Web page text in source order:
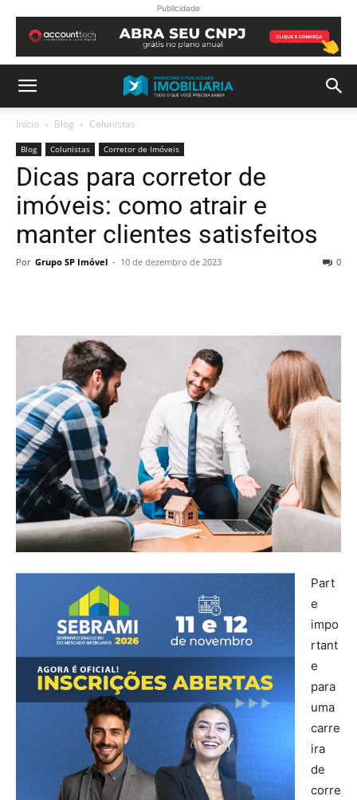
Publicidade
Início Blog Colunistas
Blog Colunistas Corretor de Imóveis
Dicas para corretor de
imóveis: como atrair e
manter clientes satisfeitos
Por Grupo SP Imóvel - 10 de dezembro de 2023 0
Part
e
impo
rtant
e
para
uma
carre
ira
de
corre